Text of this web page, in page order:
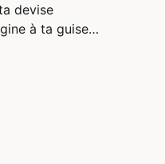
devise
à ta guise…